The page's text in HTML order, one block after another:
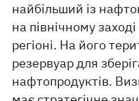
найбільший із
на північному
регіоні. На його
резервуар для
нафтопродуктів.